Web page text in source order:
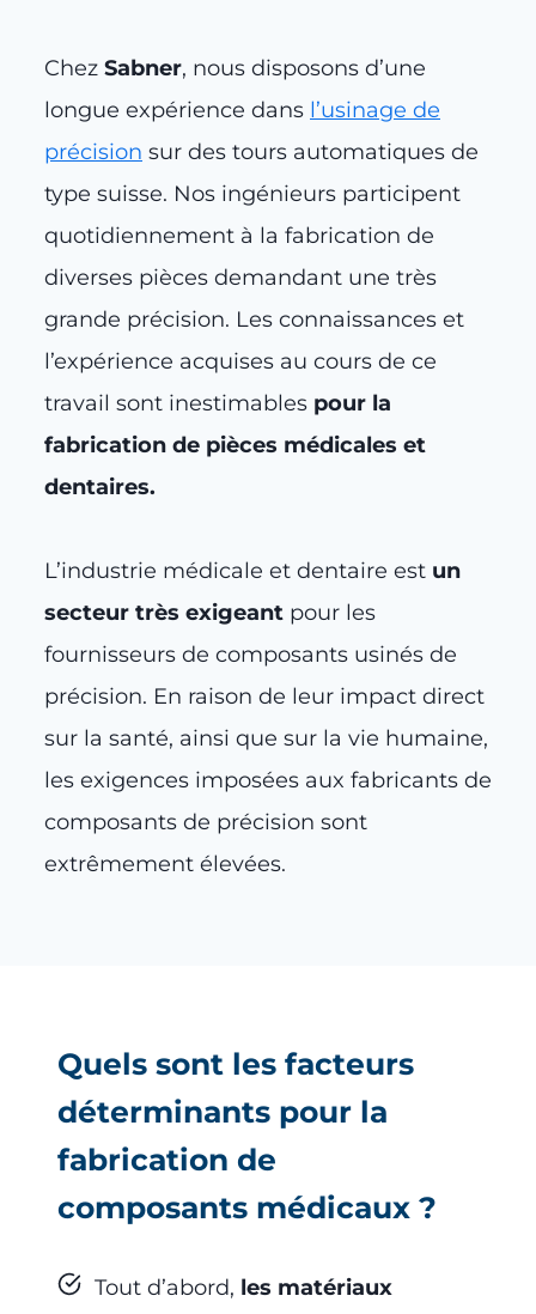
Chez Sabner, nous disposons d’une
longue expérience dans l’usinage de
précision sur des tours automatiques de
type suisse. Nos ingénieurs participent
quotidiennement à la fabrication de
diverses pièces demandant une très
grande précision. Les connaissances et
l’expérience acquises au cours de ce
travail sont inestimables pour la
fabrication de pièces médicales et
dentaires.
L’industrie médicale et dentaire est un
secteur très exigeant pour les
fournisseurs de composants usinés de
précision. En raison de leur impact direct
sur la santé, ainsi que sur la vie humaine,
les exigences imposées aux fabricants de
composants de précision sont
extrêmement élevées.
Quels sont les facteurs
déterminants pour la
fabrication de
composants médicaux ?
Tout d’abord, les matériaux